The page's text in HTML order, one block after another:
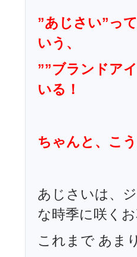
”あじさい”っ
いう、
””ブランドア
いる！
ちゃんと、こ
あじさいは、
な時季に咲く
これまで あま